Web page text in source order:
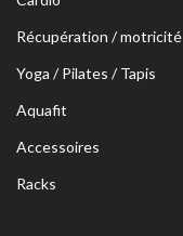
Récupération / motricité
Yoga / Pilates / Tapis
Aquafit
Accessoires
Racks